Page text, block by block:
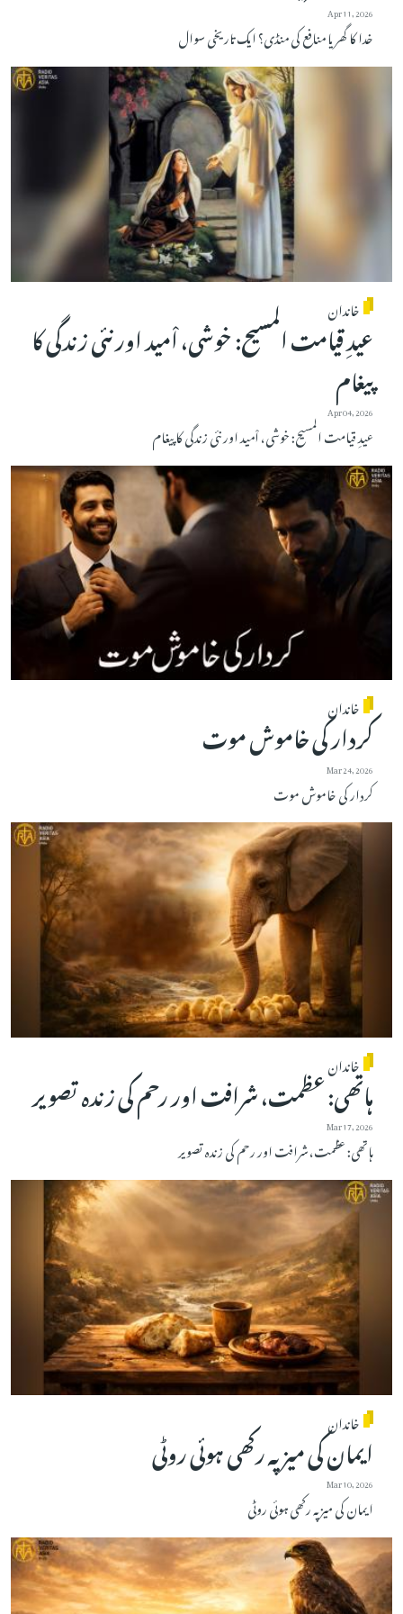
Apr 11, 2026
خدا کا گھر یا منافع کی منڈی؟ ایک تاریخی سوال
خاندان
عیدِ قیامت المسیح: خوشی، اْمید اور نئی زندگی کا
پیغام
Apr 04, 2026
عیدِ قیامت المسیح: خوشی، اْمید اور نئی زندگی کا پیغام
خاندان
کردار کی خاموش موت
Mar 24, 2026
کردار کی خاموش موت
خاندان
ہاتھی: عظمت، شرافت اور رحم کی زندہ تصویر
Mar 17, 2026
ہاتھی: عظمت، شرافت اور رحم کی زندہ تصویر
خاندان
ایمان کی میز پہ رکھی ہوئی روٹی
Mar 10, 2026
ایمان کی میز پہ رکھی ہوئی روٹی